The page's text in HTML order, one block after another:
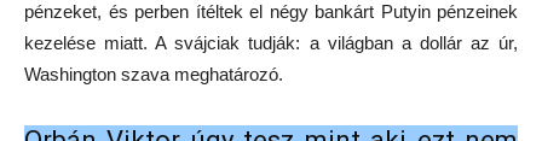
pénzeket, és perben ítéltek el négy bankárt Putyin pénzeinek
kezelése miatt. A svájciak tudják: a világban a dollár az úr,
Washington szava meghatározó.